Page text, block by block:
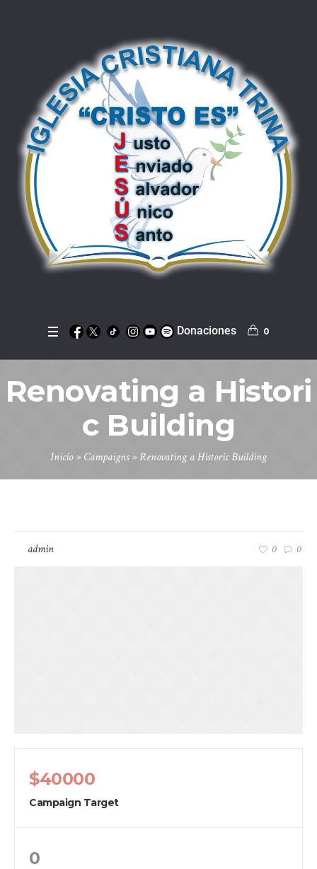
Donaciones 0
Renovating a Histori
c Building
Inicio» Campaigns» Renovating a Historic Building
0 0
admin
$40000
Campaign Target
0